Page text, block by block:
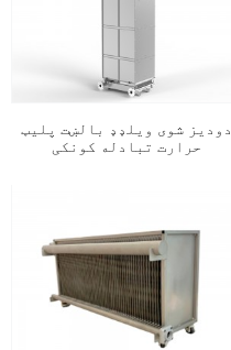
دودیز شوی ویلډډ بالښت پلیټ
حرارت تبادله کونکی